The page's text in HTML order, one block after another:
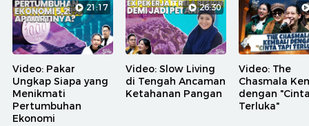
21:17
Video: Pakar
Ungkap Siapa yang
Menikmati
Pertumbuhan
Ekonomi
26:30
Video: Slow Living
di Tengah Ancaman
Ketahanan Pangan
Video: The
Chasmala
dengan
Terluka"